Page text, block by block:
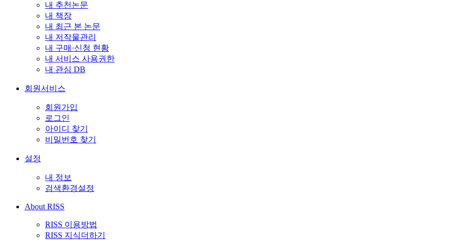
내 추천논문
내 책장
내 최근 본 논문
내 저작물관리
내 구매·신청 현황
내 서비스 사용권한
내 관심 DB
회원서비스
회원가입
로그인
아이디 찾기
비밀번호 찾기
설정
내 정보
검색환경설정
About RISS
RISS 이용방법
RISS 지식더하기